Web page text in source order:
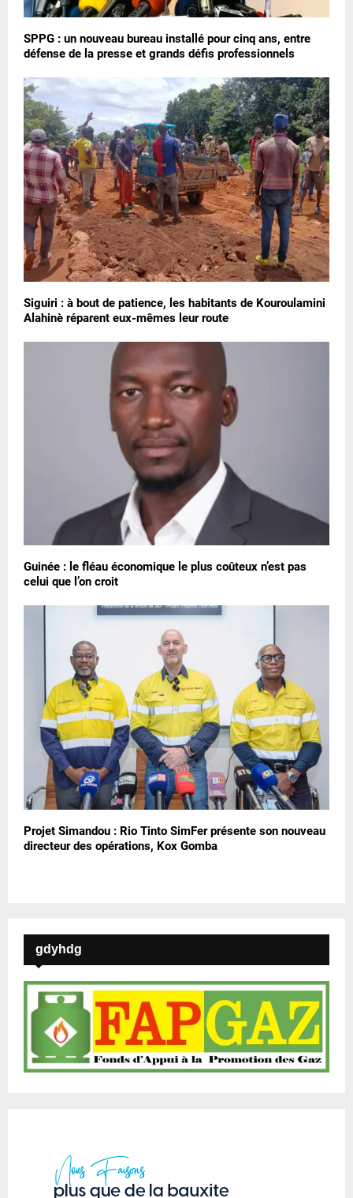
SPPG : un nouveau bureau installé pour cinq ans, entre
défense de la presse et grands défis professionnels
Siguiri : à bout de patience, les habitants de Kouroulamini
Alahinè réparent eux-mêmes leur route
Guinée : le fléau économique le plus coûteux n’est pas
celui que l’on croit
Projet Simandou : Rio Tinto SimFer présente son nouveau
directeur des opérations, Kox Gomba
gdyhdg